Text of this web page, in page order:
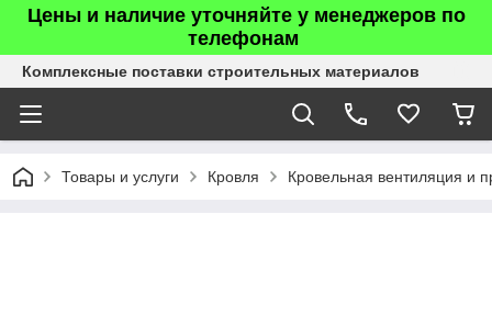
Цены и наличие уточняйте у менеджеров по
телефонам
Комплексные поставки строительных материалов
Товары и услуги Кровля Кровельная вентиляция и